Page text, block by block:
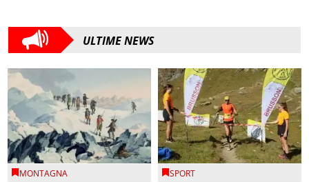
ULTIME NEWS
MONTAGNA SPORT